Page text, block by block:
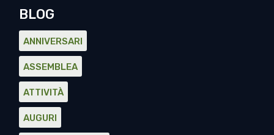
BLOG
ANNIVERSARI
ASSEMBLEA
ATTIVITÀ
AUGURI